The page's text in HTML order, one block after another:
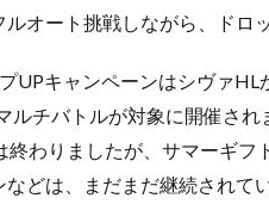
オート挑戦しながら、ドロ
UPキャンペーンはシヴァ
ルチバトルが対象に開催され
終わりましたが、サマーギフ
どは、まだまだ継続されてい